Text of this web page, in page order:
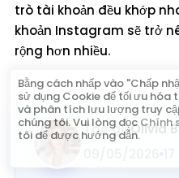
trò tài khoản đều khớp
khoản Instagram sẽ trở
rộng hơn nhiều.
Tác giảOlivia
Bằng cách nhấp vào "Chấp
sử dụng Cookie để tối ưu hóa
và phân tích lưu lượng truy
chúng tôi. Vui lòng đọcChính
tôi để được hướng dẫn.